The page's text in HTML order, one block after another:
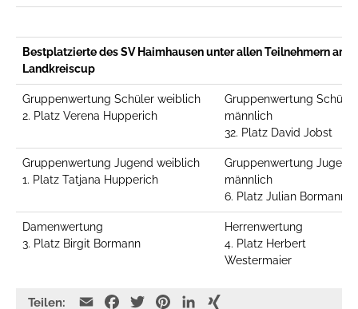
Bestplatzierte des SV Haimhausen unter allen Teilnehmern am
Landkreiscup
Gruppenwertung Schüler weiblich
2. Platz Verena Hupperich
Gruppenwertung Schüler
männlich
32. Platz David Jobst
Gruppenwertung Jugend weiblich
1. Platz Tatjana Hupperich
Gruppenwertung Jugend
männlich
6. Platz Julian Bormann
Damenwertung
3. Platz Birgit Bormann
Herrenwertung
4. Platz Herbert
Westermaier
Teilen: